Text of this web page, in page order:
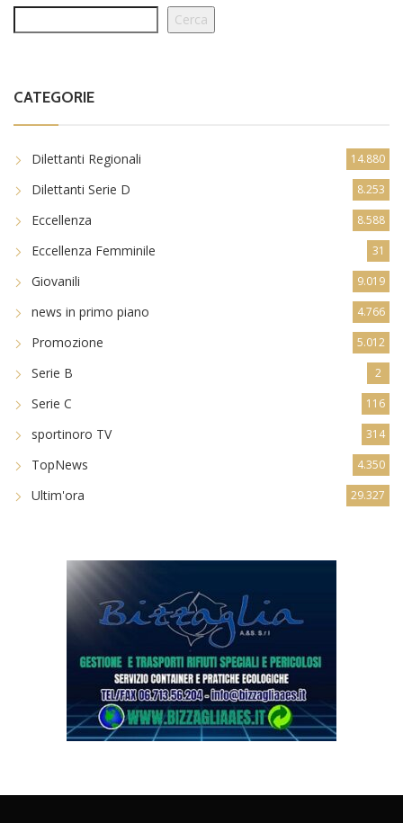
Cerca
CATEGORIE
Dilettanti Regionali 14.880
Dilettanti Serie D 8.253
Eccellenza 8.588
Eccellenza Femminile 31
Giovanili 9.019
news in primo piano 4.766
Promozione 5.012
Serie B 2
Serie C 116
sportinoro TV 314
TopNews 4.350
Ultim'ora 29.327